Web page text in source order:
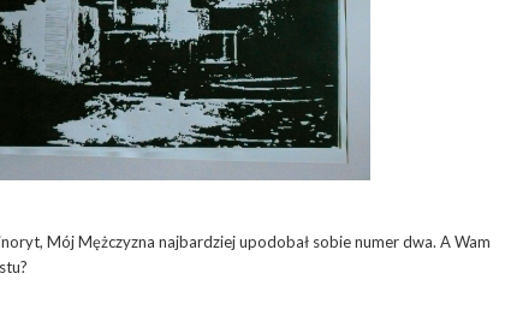
Mój Mężczyzna najbardziej upodobał sobie numer dwa. A Wam